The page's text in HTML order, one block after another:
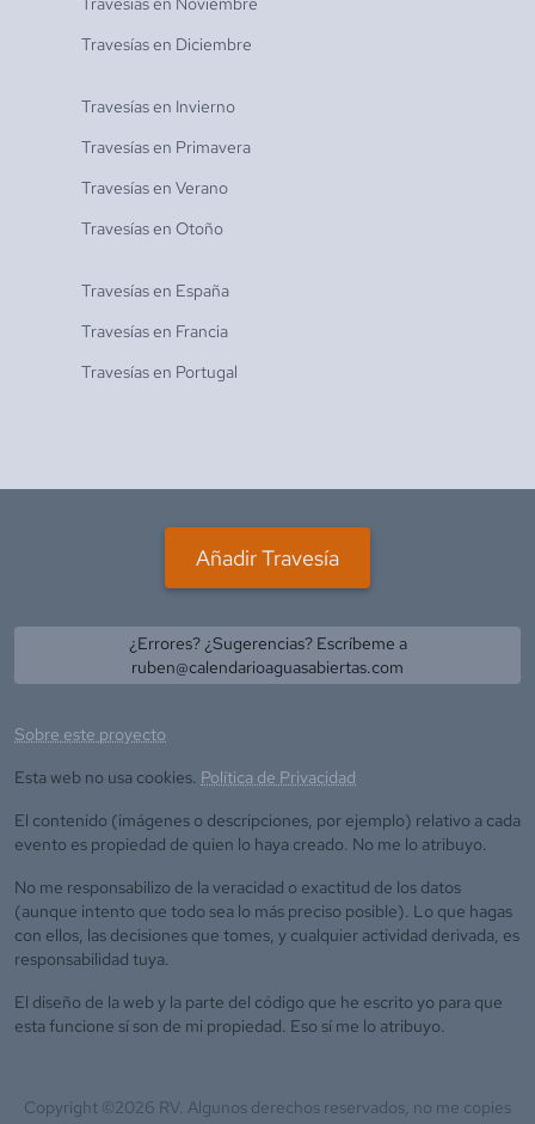
Travesías en Diciembre
Travesías en Invierno
Travesías en Primavera
Travesías en Verano
Travesías en Otoño
Travesías en España
Travesías en Francia
Travesías en Portugal
Añadir Travesía
¿Errores? ¿Sugerencias? Escríbeme a
ruben@calendarioaguasabiertas.com
Sobre este proyecto
Esta web no usa cookies. Política de Privacidad
El contenido (imágenes o descripciones, por ejemplo) relativo a cada
evento es propiedad de quien lo haya creado. No me lo atribuyo.
No me responsabilizo de la veracidad o exactitud de los datos
(aunque intento que todo sea lo más preciso posible). Lo que hagas
con ellos, las decisiones que tomes, y cualquier actividad derivada, es
responsabilidad tuya.
El diseño de la web y la parte del código que he escrito yo para que
esta funcione sí son de mi propiedad. Eso sí me lo atribuyo.
Copyright ©2026 RV. Algunos derechos reservados, no me copies